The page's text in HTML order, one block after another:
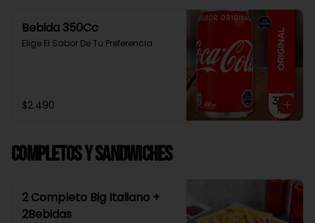
Bebida 350Cc
Elige El Sabor De Tu Preferencia
$2.490
Completos y Sandwiches
2 Completo Big Italiano +
2Bebidas